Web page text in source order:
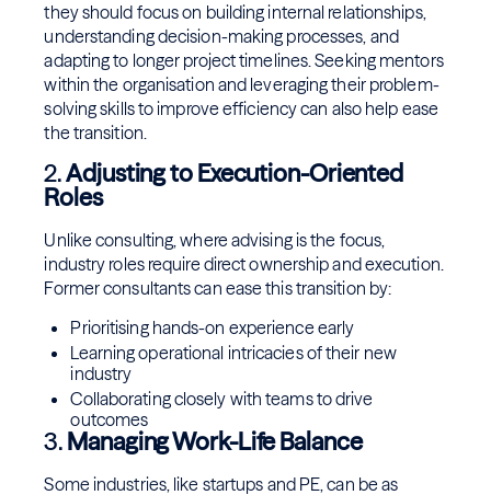
they should focus on building internal relationships,
understanding decision-making processes, and
adapting to longer project timelines. Seeking mentors
within the organisation and leveraging their problem-
solving skills to improve efficiency can also help ease
the transition.
2.Adjusting to Execution-Oriented
Roles
Unlike consulting, where advising is the focus,
industry roles require direct ownership and execution.
Former consultants can ease this transition by:
Prioritising hands-on experience early
Learning operational intricacies of their new
industry
Collaborating closely with teams to drive
outcomes
3. Managing Work-Life Balance
Some industries, like startups and PE, can be as